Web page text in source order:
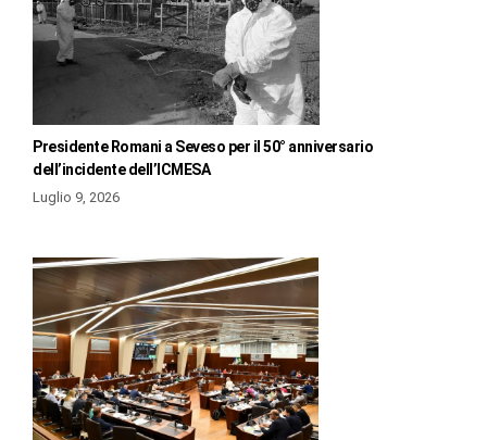
Presidente Romani a Seveso per il 50° anniversario
dell’incidente dell’ICMESA
Luglio 9, 2026